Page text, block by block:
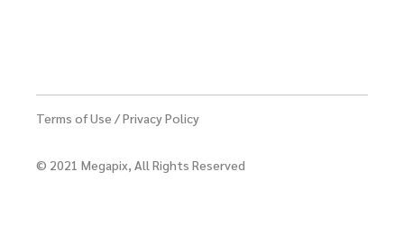
Terms of Use /Privacy Policy
© 2021 Megapix, All Rights Reserved